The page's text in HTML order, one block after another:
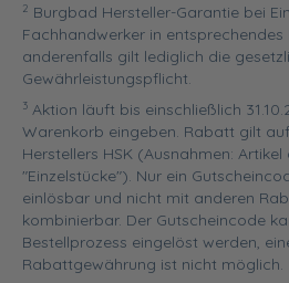
2 Burgbad Hersteller-Garantie bei
Fachhandwerker in entsprechendes
anderenfalls gilt lediglich die
Gewährleistungspflicht.
3 Aktion läuft bis einschließlich
Warenkorb eingeben. Rabatt gilt
Herstellers HSK (Ausnahmen:
"Einzelstücke"). Nur ein
einlösbar und nicht mit anderen
kombinierbar. Der Gutscheincode
Bestellprozess eingelöst werden,
Rabattgewährung ist nicht möglich.